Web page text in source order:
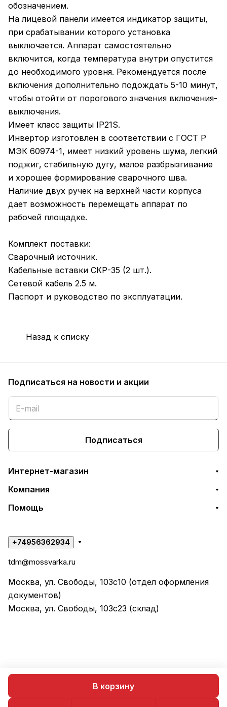
В корзину
обозначением.
На лицевой панели имеется индикатор защиты,
при срабатывании которого установка
выключается. Аппарат самостоятельно
включится, когда температура внутри опустится
до необходимого уровня. Рекомендуется после
включения дополнительно подождать 5-10 минут,
чтобы отойти от порогового значения включения-
выключения.
Имеет класс защиты IP21S.
Инвертор изготовлен в соответствии с ГОСТ Р
МЭК 60974-1, имеет низкий уровень шума, легкий
поджиг, стабильную дугу, малое разбрызгивание
и хорошее формирование сварочного шва.
Наличие двух ручек на верхней части корпуса
дает возможность перемещать аппарат по
рабочей площадке.
Комплект поставки:
Сварочный источник.
Кабельные вставки СКР-35 (2 шт.).
Сетевой кабель 2.5 м.
Паспорт и руководство по эксплуатации.
Назад к списку
Подписаться на новости и акции
Подписаться
Интернет-магазин
Компания
Помощь
+74956362934
tdm@mossvarka.ru
Москва, ул. Свободы, 103с10 (отдел оформления
документов)
Москва, ул. Свободы, 103с23 (склад)
© 2026 ООО "ТД МОССВАРКА"